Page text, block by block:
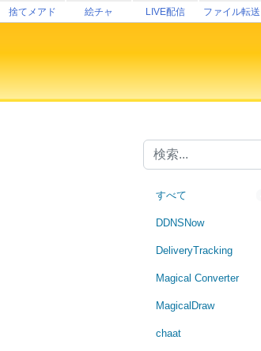
捨てメアド 絵チャ LIVE配信 ファイル転送
すべて
DDNSNow
DeliveryTracking
Magical Converter
MagicalDraw
chaat